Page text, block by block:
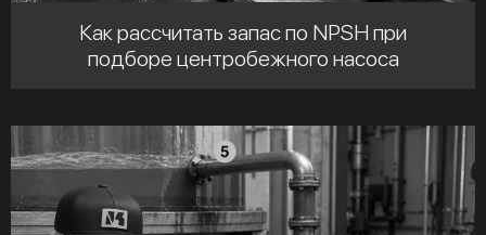
Как рассчитать запас по NPSH при
подборе центробежного насоса